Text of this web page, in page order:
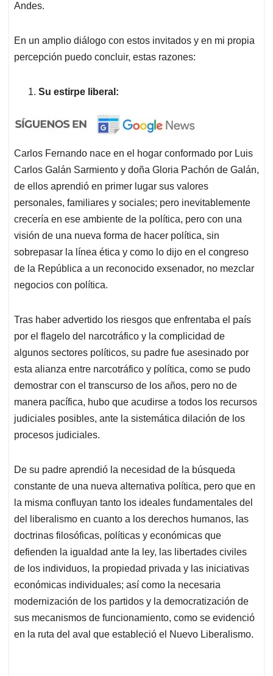
Andes.
En un amplio diálogo con estos invitados y en mi propia
percepción puedo concluir, estas razones:
Su estirpe liberal:
Carlos Fernando nace en el hogar conformado por Luis
Carlos Galán Sarmiento y doña Gloria Pachón de Galán,
de ellos aprendió en primer lugar sus valores
personales, familiares y sociales; pero inevitablemente
crecería en ese ambiente de la política, pero con una
visión de una nueva forma de hacer política, sin
sobrepasar la línea ética y como lo dijo en el congreso
de la República a un reconocido exsenador, no mezclar
negocios con política.
Tras haber advertido los riesgos que enfrentaba el país
por el flagelo del narcotráfico y la complicidad de
algunos sectores políticos, su padre fue asesinado por
esta alianza entre narcotráfico y política, como se pudo
demostrar con el transcurso de los años, pero no de
manera pacífica, hubo que acudirse a todos los recursos
judiciales posibles, ante la sistemática dilación de los
procesos judiciales.
De su padre aprendió la necesidad de la búsqueda
constante de una nueva alternativa política, pero que en
la misma confluyan tanto los ideales fundamentales del
del liberalismo en cuanto a los derechos humanos, las
doctrinas filosóficas, políticas y económicas que
defienden la igualdad ante la ley, las libertades civiles
de los individuos, la propiedad privada y las iniciativas
económicas individuales; así como la necesaria
modernización de los partidos y la democratización de
sus mecanismos de funcionamiento, como se evidenció
en la ruta del aval que estableció el Nuevo Liberalismo.